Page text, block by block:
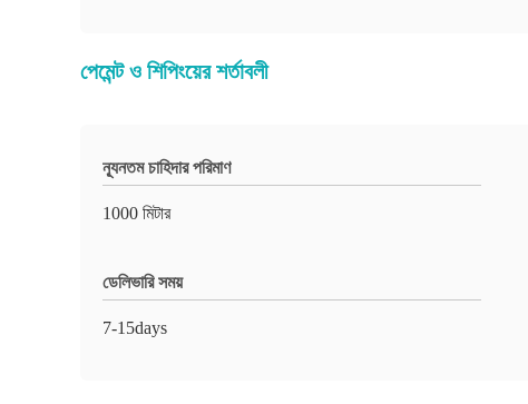
পেমেন্ট ও শিপিংয়ের শর্তাবলী
ন্যূনতম চাহিদার পরিমাণ
1000 মিটার
ডেলিভারি সময়
7-15days